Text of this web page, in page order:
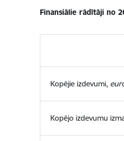
Finansiālie rādītāji no
Kopējie izdevumi,
Kopējo izdevumu